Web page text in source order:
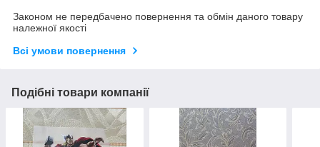
Законом не передбачено повернення та обмін даного товару
належної якості
Всі умови повернення
Подібні товари компанії